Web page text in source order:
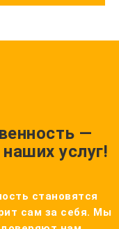
—
услуг!
становятся
сам за себя. Мы